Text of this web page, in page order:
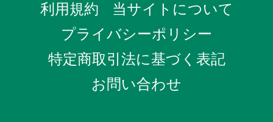
利用規約
当サイトについて
プライバシーポリシー
特定商取引法に基づく表記
お問い合わせ